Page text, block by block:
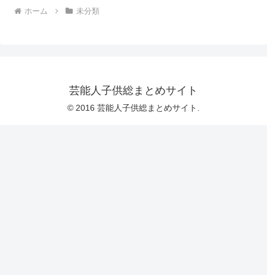
ホーム 未分類
芸能人子供総まとめサイト
© 2016 芸能人子供総まとめサイト.